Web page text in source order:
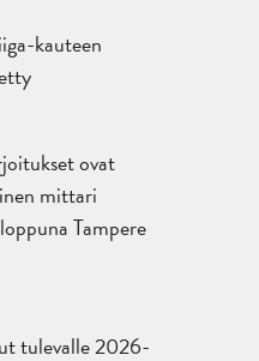
kauteen
ovat
mittari
Tampere
tulevalle 2026-